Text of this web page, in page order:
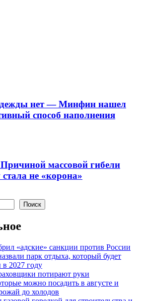
нет — Минфин нашел
способ наполнения
массовой гибели
не «корона»
Поиск
«адские» санкции против России
парк отдыха, который будет
в 2027 году
потирают руки
можно посадить в августе и
до холодов